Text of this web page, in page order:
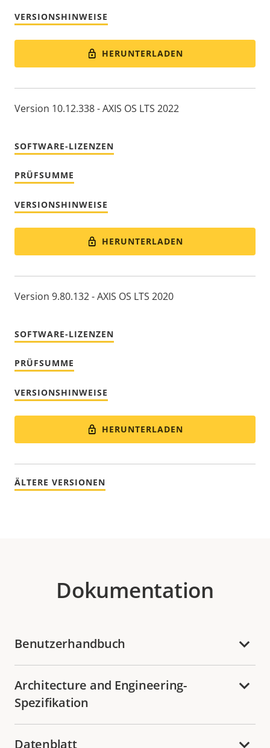
VERSIONSHINWEISE
HERUNTERLADEN
Version 10.12.338 - AXIS OS LTS 2022
SOFTWARE-LIZENZEN
PRÜFSUMME
VERSIONSHINWEISE
HERUNTERLADEN
Version 9.80.132 - AXIS OS LTS 2020
SOFTWARE-LIZENZEN
PRÜFSUMME
VERSIONSHINWEISE
HERUNTERLADEN
ÄLTERE VERSIONEN
Dokumentation
Benutzerhandbuch
Architecture and Engineering-
Spezifikation
Datenblatt